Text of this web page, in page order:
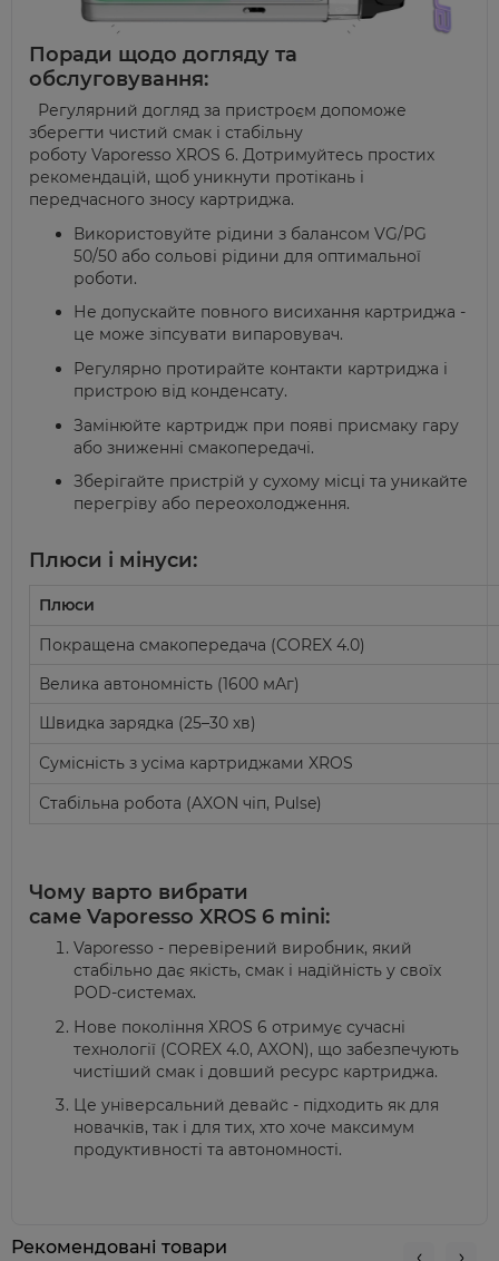
Поради щодо догляду та
обслуговування:
Регулярний догляд за пристроєм допоможе
зберегти чистий смак і стабільну
роботу Vaporesso XROS 6. Дотримуйтесь простих
рекомендацій, щоб уникнути протікань і
передчасного зносу картриджа.
Використовуйте рідини з балансом VG/PG
50/50 або сольові рідини для оптимальної
роботи.
Не допускайте повного висихання картриджа -
це може зіпсувати випаровувач.
Регулярно протирайте контакти картриджа і
пристрою від конденсату.
Замінюйте картридж при появі присмаку гару
або зниженні смакопередачі.
Зберігайте пристрій у сухому місці та уникайте
перегріву або переохолодження.
Плюси і мінуси:
Плюси
Покращена смакопередача (COREX 4.0)
Велика автономність (1600 мАг)
Швидка зарядка (25–30 хв)
Сумісність з усіма картриджами XROS
Стабільна робота (AXON чіп, Pulse)
Чому варто вибрати
саме Vaporesso XROS 6 mini:
Vaporesso - перевірений виробник, який
стабільно дає якість, смак і надійність у своїх
POD-системах.
Нове покоління XROS 6 отримує сучасні
технології (COREX 4.0, AXON), що забезпечують
чистіший смак і довший ресурс картриджа.
Це універсальний девайс - підходить як для
новачків, так і для тих, хто хоче максимум
продуктивності та автономності.
Рекомендовані товари